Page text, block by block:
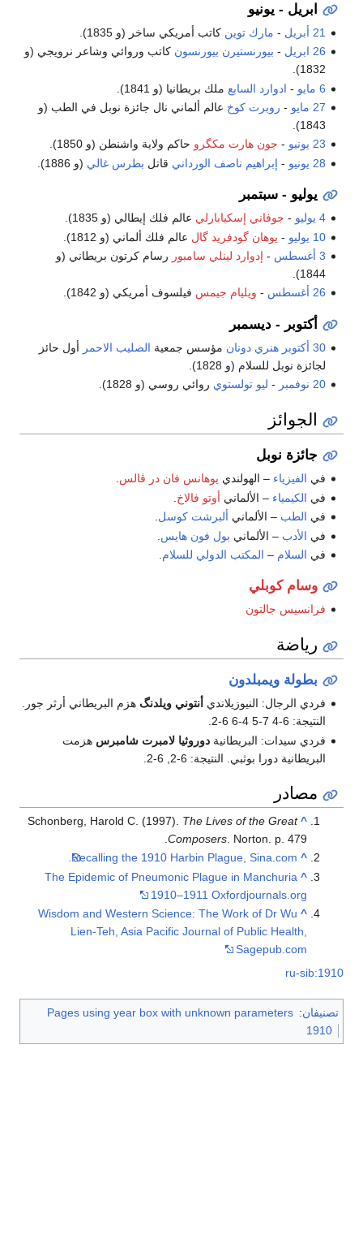
ابريل - يونيو
21 أبريل - مارك توين كاتب أمريكي ساخر (و 1835).
26 ابريل
- بيورنستيرن بيورنسون كاتب وروائي وشاعر نرويجي (و
1832).
6 مايو
- ادوارد السابع ملك بريطانيا (و 1841).
27 مايو
- روبرت كوخ عالم ألماني نال جائزة نوبل في الطب (و
1843).
23 يونيو
- جون هارت مكگرو حاكم ولاية واشنطن (و 1850).
28 يونيو
- إبراهيم ناصف الورداني قاتل بطرس غالي (و 1886).
يوليو - سبتمبر
4 يوليو - جوفاني إسكيابارلي عالم فلك إيطالي (و 1835).
10 يوليو
- يوهان گودفريد گال عالم فلك ألماني (و 1812).
3 أغسطس
- إدوارد لينلي سامبور رسام كرتون بريطاني (و
1844).
26 أغسطس
- ويليام جيمس فيلسوف أمريكي (و 1842).
أكتوبر - ديسمبر
30 أكتوبر هنري دونان مؤسس جمعية الصليب الاحمر أول حائز
لجائزة نوبل للسلام (و 1828).
20 نوفمبر
- ليو تولستوي روائي روسي (و 1828).
الجوائز
جائزة نوبل
في الفيزياء – الهولندي يوهانس فان در ڤالس.
في الكيمياء – الألماني أوتو فالاخ
في الطب – الألماني ألبرشت كوسل
في الأدب – الألماني بول فون هايس
في السلام – المكتب الدولي للسلام
وسام كوبلي
فرانسيس جالتون
رياضة
بطولة ويمبلدون
فردي الرجال: النيوزيلاندي أنتوني ويلدنگ هزم البريطاني أرثر جور.
النتيجة: 6-4 7-5 4-6 6-2.
فردي سيدات: البريطانيةدوروثيا لامبرت شامبرس هزمت
البريطانية دورا بوثبي. النتيجة: 6-2, 6-2.
مصادر
^
Schonberg, Harold C. (1997). The Lives of the Great
Composers . Norton. p. 479.
^
Recalling the 1910 Harbin Plague, Sina.com.
^
The Epidemic of Pneumonic Plague in Manchuria
1910–1911 Oxfordjournals.org
^
Wisdom and Western Science: The Work of Dr Wu
Lien-Teh, Asia Pacific Journal of Public Health,
Sagepub.com
ru-sib:1910
تصنيفان:
Pages using year box with unknown parameters
1910